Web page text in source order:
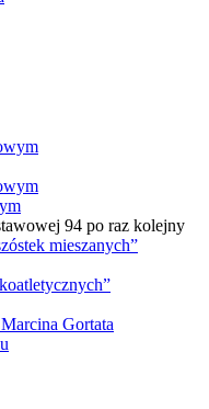
94 po raz kolejny
mieszanych”
Gortata